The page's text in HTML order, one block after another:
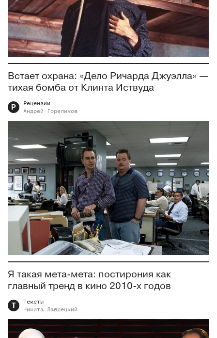
Встает охрана: «Дело Ричарда Джуэлла» —
тихая бомба от Клинта Иствуда
Р
Рецензии
Андрей
Гореликов
Я такая мета-мета: постирония как
главный тренд в кино 2010-х годов
Т
Тексты
Никита
Лаврецкий